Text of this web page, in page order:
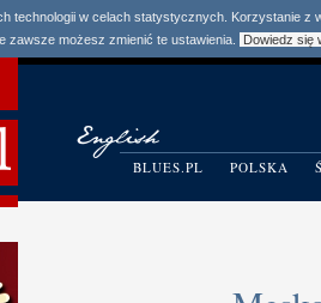
technologii w celach statystycznych. Korzystanie
zawsze możesz zmienić te ustawienia.
Dowiedz się
BLUES.PL POLSKA